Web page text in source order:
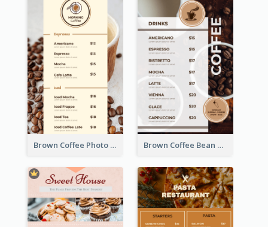
Brown Coffee Photo Coffee Shop Menu Brown Coffee Bean Background Café Menu